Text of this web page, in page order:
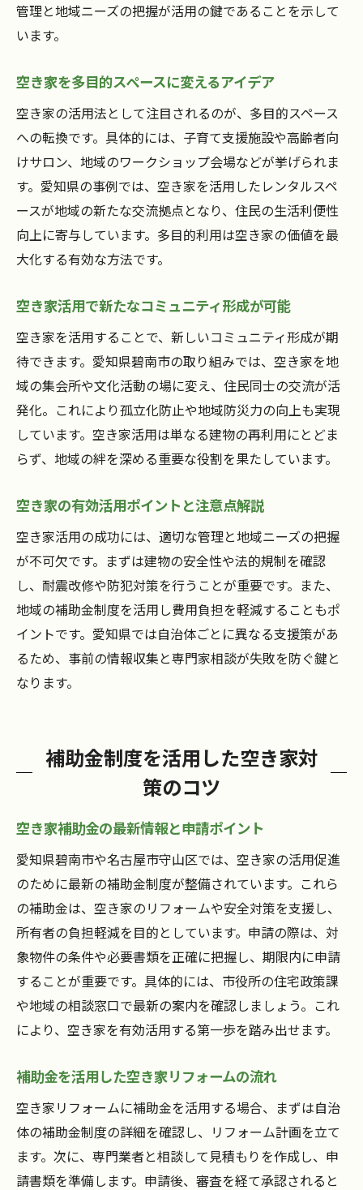
管理と地域ニーズの把握が活用の鍵であることを示して
います。
空き家を多目的スペースに変えるアイデア
空き家の活用法として注目されるのが、多目的スペース
への転換です。具体的には、子育て支援施設や高齢者向
けサロン、地域のワークショップ会場などが挙げられま
す。愛知県の事例では、空き家を活用したレンタルスペ
ースが地域の新たな交流拠点となり、住民の生活利便性
向上に寄与しています。多目的利用は空き家の価値を最
大化する有効な方法です。
空き家活用で新たなコミュニティ形成が可能
空き家を活用することで、新しいコミュニティ形成が期
待できます。愛知県碧南市の取り組みでは、空き家を地
域の集会所や文化活動の場に変え、住民同士の交流が活
発化。これにより孤立化防止や地域防災力の向上も実現
しています。空き家活用は単なる建物の再利用にとどま
らず、地域の絆を深める重要な役割を果たしています。
空き家の有効活用ポイントと注意点解説
空き家活用の成功には、適切な管理と地域ニーズの把握
が不可欠です。まずは建物の安全性や法的規制を確認
し、耐震改修や防犯対策を行うことが重要です。また、
地域の補助金制度を活用し費用負担を軽減することもポ
イントです。愛知県では自治体ごとに異なる支援策があ
るため、事前の情報収集と専門家相談が失敗を防ぐ鍵と
なります。
補助金制度を活用した空き家対
策のコツ
空き家補助金の最新情報と申請ポイント
愛知県碧南市や名古屋市守山区では、空き家の活用促進
のために最新の補助金制度が整備されています。これら
の補助金は、空き家のリフォームや安全対策を支援し、
所有者の負担軽減を目的としています。申請の際は、対
象物件の条件や必要書類を正確に把握し、期限内に申請
することが重要です。具体的には、市役所の住宅政策課
や地域の相談窓口で最新の案内を確認しましょう。これ
により、空き家を有効活用する第一歩を踏み出せます。
補助金を活用した空き家リフォームの流れ
空き家リフォームに補助金を活用する場合、まずは自治
体の補助金制度の詳細を確認し、リフォーム計画を立て
ます。次に、専門業者と相談して見積もりを作成し、申
請書類を準備します。申請後、審査を経て承認されると